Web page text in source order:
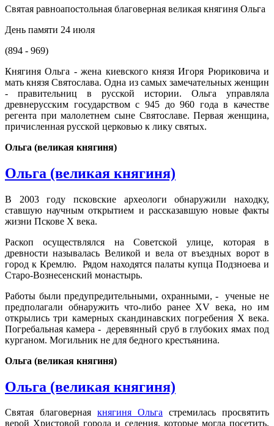
Святая равноапостольная благоверная великая княгиня Ольга
День памяти 24 июля
(894 - 969)
Княгиня Ольга - жена киевского князя Игоря Рюриковича и
мать князя Святослава. Одна из самых замечательных женщин
- правительниц в русской истории. Ольга управляла
древнерусским государством с 945 до 960 года в качестве
регента при малолетнем сыне Святославе. Первая женщина,
причисленная русской церковью к лику святых.
Ольга (великая княгиня)
Ольга (великая княгиня)
В 2003 году псковские археологи обнаружили находку,
ставшую научным открытием и рассказавшую новые факты
жизни Пскове X века.
Раскоп осуществлялся на Советской улице, которая в
древности называлась Великой и вела от въездных ворот в
город к Кремлю. Рядом находятся палаты купца Подзноева и
Старо-Вознесенский монастырь.
Работы были предупредительными, охранными, - ученые не
предполагали обнаружить что-либо ранее XV века, но им
открылись три камерных скандинавских погребения X века.
Погребальная камера - деревянный сруб в глубоких ямах под
курганом. Могильник не для бедного крестьянина.
Ольга (великая княгиня)
Ольга (великая княгиня)
Святая благоверная княгиня Ольга стремилась просвятить
верой Христовой города и селения, которые могла посетить.